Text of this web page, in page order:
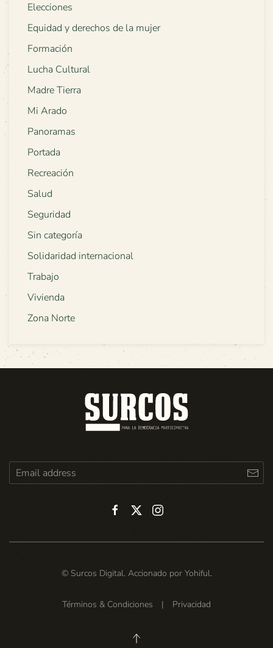
Elecciones
Equidad y derechos de la mujer
Formación
Lucha Cultural
Madre Tierra
Mi Arado
Panoramas
Portada
Recreación
Salud
Seguridad
Sin categoría
Solidaridad internacional
Trabajo
Vivienda
Zona Norte
© Surcos Digital. Accionado por Yohiful.
Términos & Condiciones | Privacidad